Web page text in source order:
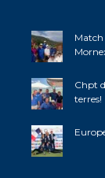
Match
Chpt
terres!